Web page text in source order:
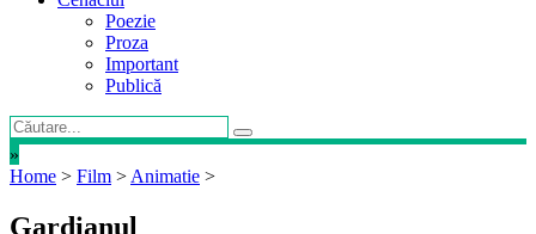
Poezie
Proza
Important
Publică
»
Home > Film > Animatie >
Gardianul